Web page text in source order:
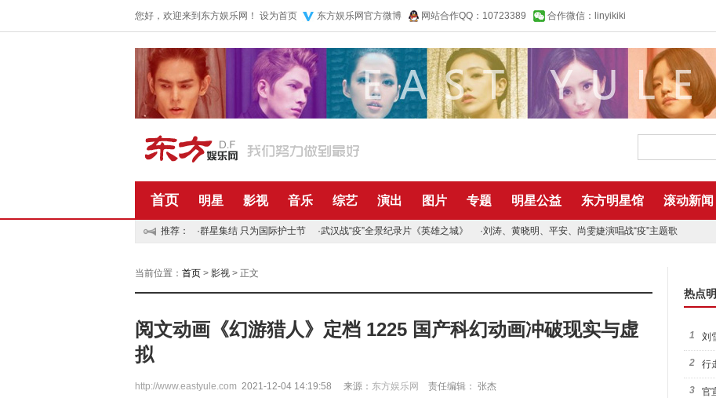
您好，欢迎来到东方娱乐网！ 设为首页 东方娱乐网官方微博 网站合作QQ：10723389 合作微信：linyikiki
首页 明星 影视 音乐 综艺 演出 图片 专题 明星公益 东方明星馆 滚动新闻
推荐： ·群星集结 只为国际护士节 ·武汉战“疫”全景纪录片《英雄之城》 ·刘涛、黄晓明、平安、尚雯婕演唱战“疫”主题歌
当前位置： 首页 > 影视 > 正文
阅文动画《幻游猎人》定档 1225 国产科幻动画冲破现实与虚
拟
http://www.eastyule.com 2021-12-04 14:19:58 来源： 东方娱乐网 责任编辑： 张杰
热点
1 刘
2 行
3 官